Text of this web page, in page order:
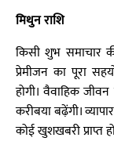
मिथुन राशि
किसी शुभ समाचार
प्रेमीजन का पूरा
होगी। वैवाहिक
करीबया बढ़ेंगी।
कोई खुशखबरी प्राप्त